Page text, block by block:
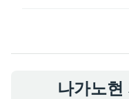
나가노현